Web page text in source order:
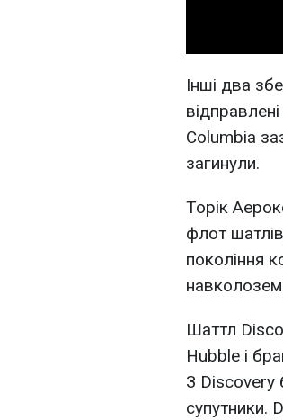
Інші два
Columbia
загинули.
Торік
флот
покоління
Шаттл
Hubble і
З Discovery
супутники.